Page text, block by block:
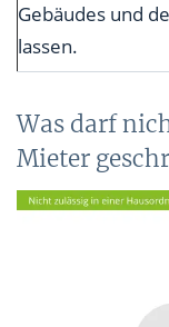
Gebäudes und
lassen.
Was darf
Mieter